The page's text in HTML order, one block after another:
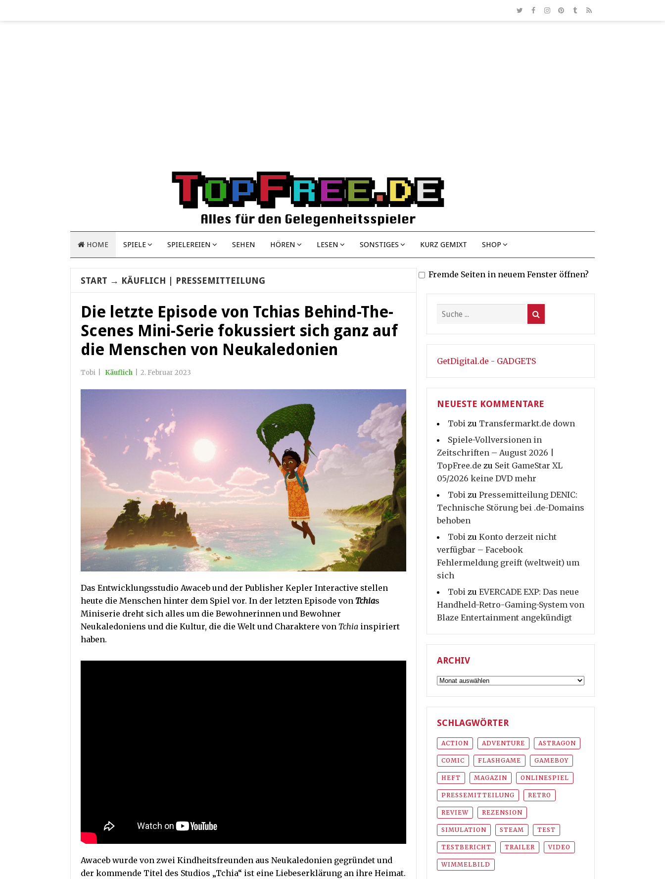
HOME SPIELE SPIELEREIEN SEHEN HÖREN LESEN SONSTIGES KURZ GEMIXT SHOP
START → KÄUFLICH | PRESSEMITTEILUNG
Die letzte Episode von Tchias Behind-The-
Scenes Mini-Serie fokussiert sich ganz auf
die Menschen von Neukaledonien
Tobi Käuflich 2. Februar 2023
Das Entwicklungsstudio Awaceb und der Publisher Kepler Interactive stellen
heute die Menschen hinter dem Spiel vor. In der letzten Episode von Tchias
Miniserie dreht sich alles um die Bewohnerinnen und Bewohner
Neukaledoniens und die Kultur, die die Welt und Charaktere von Tchia inspiriert
haben.
Awaceb wurde von zwei Kindheitsfreunden aus Neukaledonien gegründet und
der kommende Titel des Studios „Tchia“ ist eine Liebeserklärung an ihre Heimat.
Fremde Seiten in neuem Fenster öffnen?
GetDigital.de - GADGETS
NEUESTE KOMMENTARE
Tobi zu Transfermarkt.de down
Spiele-Vollversionen in
Zeitschriften – August 2026 |
TopFree.de zu Seit GameStar XL
05/2026 keine DVD mehr
Tobi zu Pressemitteilung DENIC:
Technische Störung bei .de-Domains
behoben
Tobi zu Konto derzeit nicht
verfügbar – Facebook
Fehlermeldung greift (weltweit) um
sich
Tobi zu EVERCADE EXP: Das neue
Handheld-Retro-Gaming-System von
Blaze Entertainment angekündigt
ARCHIV
Archiv
SCHLAGWÖRTER
ACTION ADVENTURE ASTRAGON
COMIC FLASHGAME GAMEBOY
HEFT MAGAZIN ONLINESPIEL
PRESSEMITTEILUNG RETRO
REVIEW REZENSION
SIMULATION STEAM TEST
TESTBERICHT TRAILER VIDEO
WIMMELBILD